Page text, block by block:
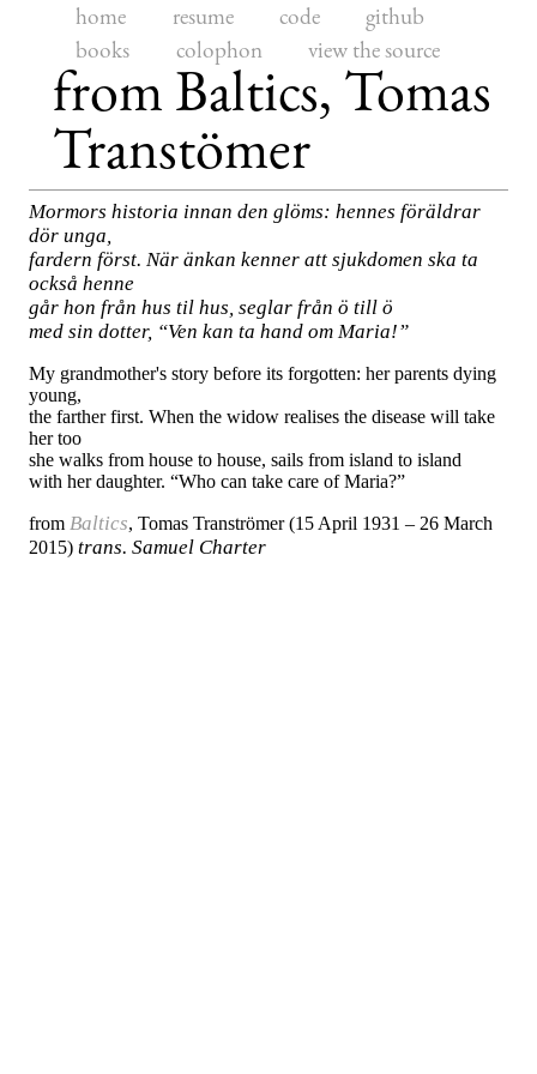
home resume code
github
books
colophon view the source
from Baltics, Tomas
Transtömer
Mormors historia innan den glöms: hennes föräldrar
dör unga,
fardern först. När änkan kenner att sjukdomen ska ta
också henne
går hon från hus til hus, seglar från ö till ö
med sin dotter, “Ven kan ta hand om Maria!”
My grandmother's story before its forgotten: her parents dying
young,
the farther first. When the widow realises the disease will take
her too
she walks from house to house, sails from island to island
with her daughter. “Who can take care of Maria?”
from Baltics, Tomas Tranströmer(15 April 1931 – 26 March
2015) trans. Samuel Charter